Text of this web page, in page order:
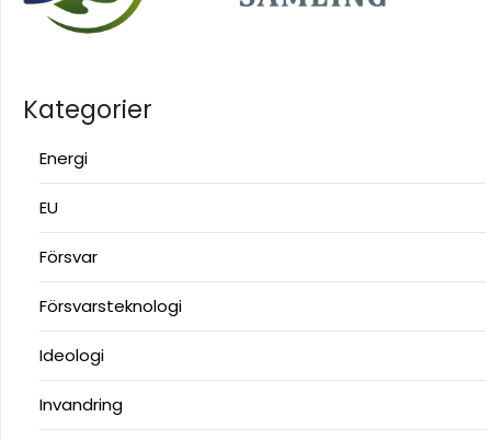
Kategorier
Energi
EU
Försvar
Försvarsteknologi
Ideologi
Invandring